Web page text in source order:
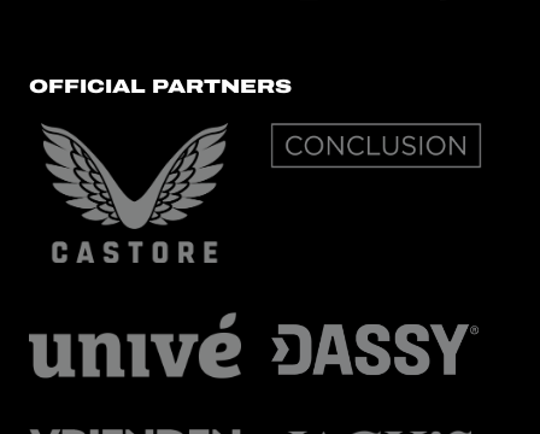
OFFICIAL PARTNERS